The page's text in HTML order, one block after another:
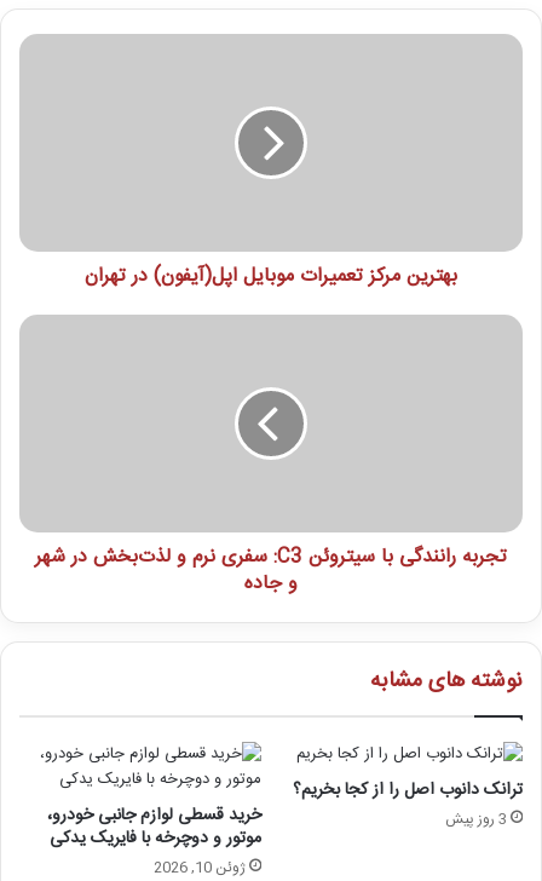
بهترین مرکز تعمیرات موبایل اپل(آیفون) در تهران
تجربه رانندگی با سیتروئن C3: سفری نرم و لذت‌بخش در شهر
و جاده
نوشته های مشابه
ترانک دانوب اصل را از کجا بخریم؟
3 روز پیش خرید قسطی لوازم جانبی خودرو،
موتور و دوچرخه با فایریک یدکی
ژوئن 10, 2026